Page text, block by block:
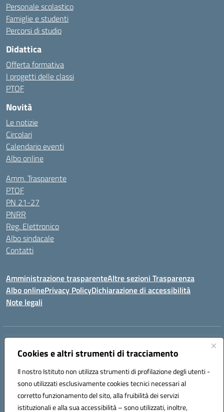
Cookies e altri strumenti di tracciamento
Il nostro Istituto non utilizza strumenti di profilazione degli utenti -
sono utilizzati esclusivamente cookies tecnici necessari al
corretto funzionamento del sito, alla fruibilità dei servizi
istituzionali e alla sua accessibilità – sono utilizzati, inoltre,
Personale scolastico
Famiglie e studenti
Percorsi di studio
Didattica
Offerta formativa
I progetti delle classi
PTOF
Novità
Le notizie
Circolari
Calendario eventi
Albo online
Amm. Trasparente
PTOF
PN 21-27
PNRR
Reg. Elettronico
Albo sindacale
Contatti
Amministrazione trasparenteAltre sezioni Trasparenza
Albo onlinePrivacy PolicyDichiarazione di accessibilità
Note legali
Indirizzo:
Centralino:0923714186 Email:tpvc050004@istruzione.it
Codice fiscale: 91042910819
Codice meccanografico:
TPVC050004
Codice Indice delle Pubbliche Amministrazioni (IPA): istsc_tpvc050004